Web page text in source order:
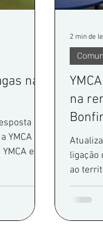
na
à
à
está
de
na
ligação
ao
está a
2 min de